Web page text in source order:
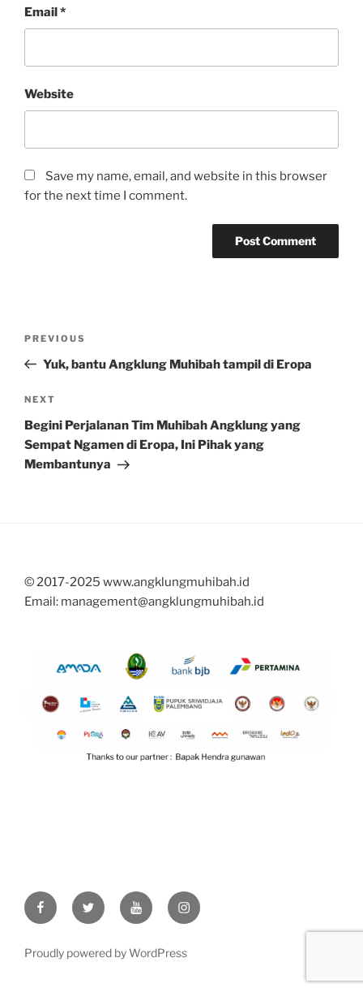
Email*
Website
Save my name, email, and website in this browser
for the next time I comment.
Previous
Post
PREVIOUS
Yuk, bantu Angklung Muhibah tampil di Eropa
Next
Post
NEXT
Begini Perjalanan Tim Muhibah Angklung yang
Sempat Ngamen di Eropa, Ini Pihak yang
Membantunya
© 2017-2025 www.angklungmuhibah.id
Email: management@angklungmuhibah.id
FacebookTwitter YoutubeInstragram
Proudly powered by WordPress